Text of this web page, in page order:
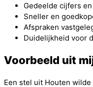
Gedeelde cijfers
Sneller en
Afspraken
Duidelijkheid voor
Voorbeeld uit
Een stel uit Houten